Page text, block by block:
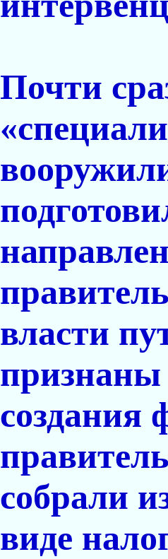
Почти
власти
создания
собрали
виде